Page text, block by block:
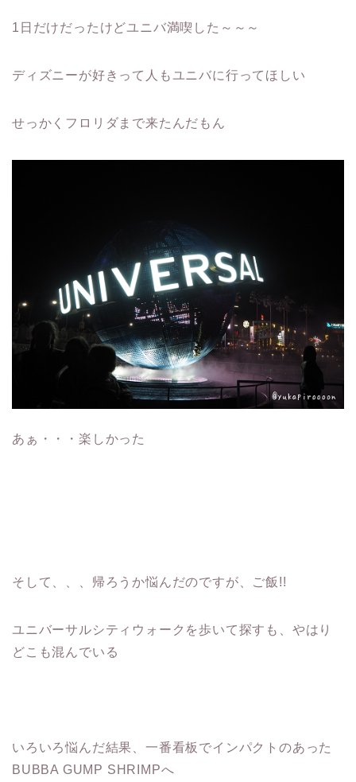
1日だけだったけどユニバ満喫した～～～
ディズニーが好きって人もユニバに行ってほしい
せっかくフロリダまで来たんだもん
あぁ・・・楽しかった
そして、、、帰ろうか悩んだのですが、ご飯!!
ユニバーサルシティウォークを歩いて探すも、やはり
どこも混んでいる
いろいろ悩んだ結果、一番看板でインパクトのあった
BUBBA GUMP SHRIMPへ